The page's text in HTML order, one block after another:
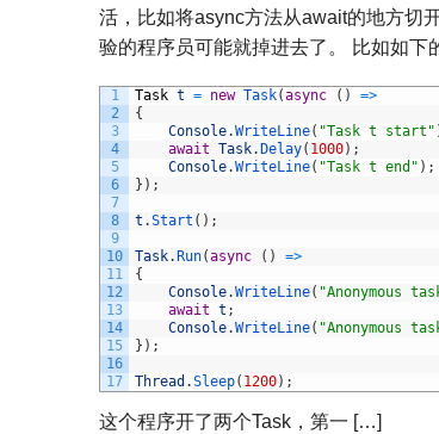
活，比如将async方法从await的地方切
验的程序员可能就掉进去了。 比如如下
1
2
3
4
5
6
7
8
9
10
11
12
13
14
15
16
17
Task t = new Task(async ( ) =>
{
Console.WriteLine( "Task t start"
await Task. Delay( 1000) ;
Console.WriteLine( "Task t end" ) ;
} ) ;
t .Start ( ) ;
Task. Run(async ( ) =>
{
Console.WriteLine( "Anonymous
await t ;
Console.WriteLine( "Anonymous
} ) ;
Thread .Sleep( 1200) ;
这个程序开了两个Task，第一 […]